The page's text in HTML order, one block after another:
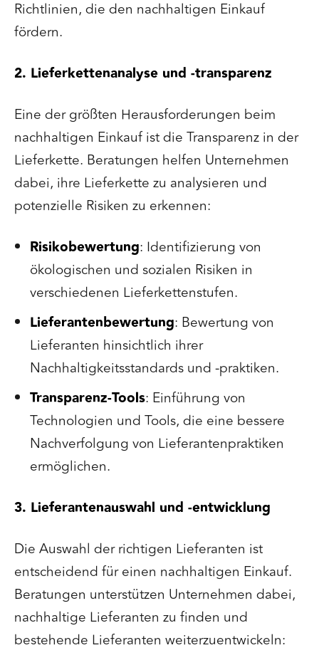
Richtlinien, die den nachhaltigen Einkauf
fördern.
2. Lieferkettenanalyse und -transparenz
Eine der größten Herausforderungen beim
nachhaltigen Einkauf ist die Transparenz in der
Lieferkette. Beratungen helfen Unternehmen
dabei, ihre Lieferkette zu analysieren und
potenzielle Risiken zu erkennen:
Risikobewertung: Identifizierung von
ökologischen und sozialen Risiken in
verschiedenen Lieferkettenstufen.
Lieferantenbewertung: Bewertung von
Lieferanten hinsichtlich ihrer
Nachhaltigkeitsstandards und -praktiken.
Transparenz-Tools: Einführung von
Technologien und Tools, die eine bessere
Nachverfolgung von Lieferantenpraktiken
ermöglichen.
3. Lieferantenauswahl und -entwicklung
Die Auswahl der richtigen Lieferanten ist
entscheidend für einen nachhaltigen Einkauf.
Beratungen unterstützen Unternehmen dabei,
nachhaltige Lieferanten zu finden und
bestehende Lieferanten weiterzuentwickeln: